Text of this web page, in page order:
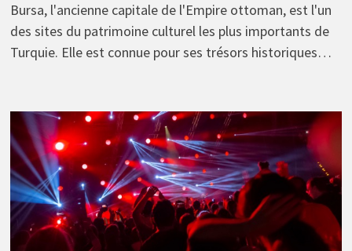
Bursa, l'ancienne capitale de l'Empire ottoman, est l'un
des sites du patrimoine culturel les plus importants de
Turquie. Elle est connue pour ses trésors historiques…